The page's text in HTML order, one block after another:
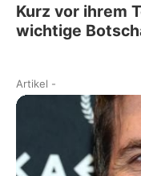
Kurz vor ihrem
wichtige
Artikel -